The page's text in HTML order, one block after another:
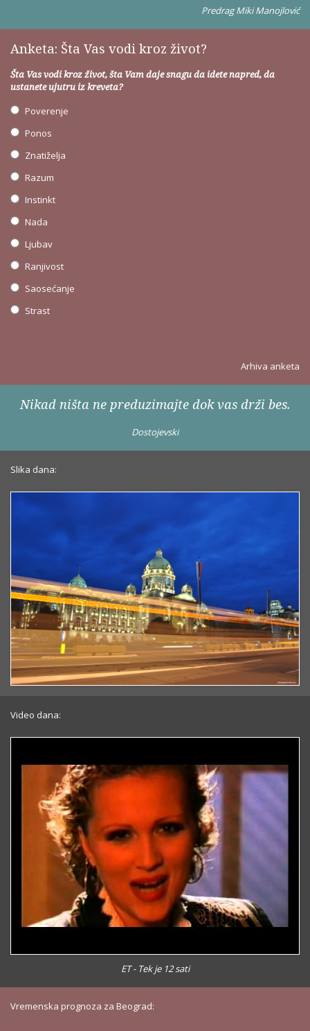
Predrag Miki Manojlović
Anketa: Šta Vas vodi kroz život?
Šta Vas vodi kroz život, šta Vam daje snagu da idete napred, da
ustanete ujutru iz kreveta?
Poverenje
Ponos
Znatiželja
Razum
Instinkt
Nada
Ljubav
Ranjivost
Saosećanje
Strast
Arhiva anketa
Nikad ništa ne preduzimajte dok vas drži bes.
Dostojevski
Slika dana:
Video dana:
ET - Tek je 12 sati
Vremenska prognoza za Beograd: